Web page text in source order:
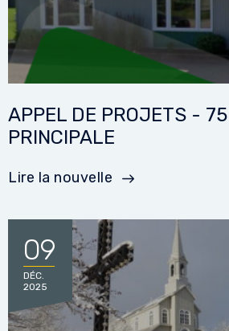
APPEL DE PROJETS -
PRINCIPALE
Lire la nouvelle
09
DÉC.
2025